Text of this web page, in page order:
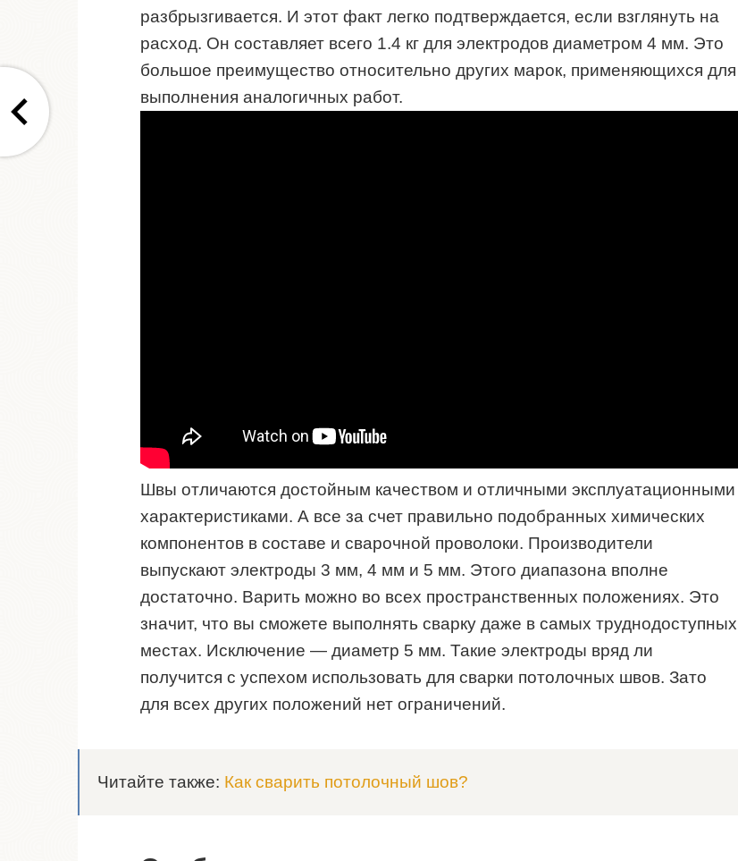
разбрызгивается. И этот факт легко подтверждается, если взглянуть на
расход. Он составляет всего 1.4 кг для электродов диаметром 4 мм. Это
большое преимущество относительно других марок, применяющихся для
выполнения аналогичных работ.
Швы отличаются достойным качеством и отличными эксплуатационными
характеристиками. А все за счет правильно подобранных химических
компонентов в составе и сварочной проволоки. Производители
выпускают электроды 3 мм, 4 мм и 5 мм. Этого диапазона вполне
достаточно. Варить можно во всех пространственных положениях. Это
значит, что вы сможете выполнять сварку даже в самых труднодоступных
местах. Исключение — диаметр 5 мм. Такие электроды вряд ли
получится с успехом использовать для сварки потолочных швов. Зато
для всех других положений нет ограничений.
Читайте также: Как сварить потолочный шов?